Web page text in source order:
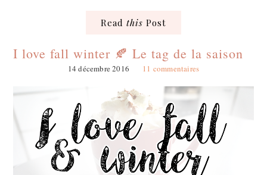
Read this Post
I love fall winter 🍂 Le tag de la saison
14 décembre 2016 11 commentaires